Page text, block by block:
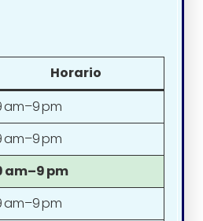
Horario
am–9 pm
am–9 pm
am–9 pm
am–9 pm